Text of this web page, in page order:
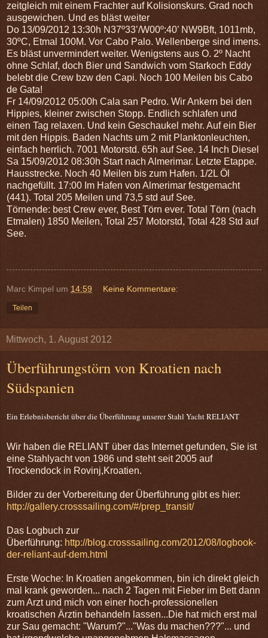
zeitgleich mit einem Frachter auf Kolisionskurs. Grad noch
ausgewichen. Und es bläst weiter
Do 13/09/2012 13:30h N37º33’/W00º:40’ NW9Bft, 1011mb,
30ºC, Etmal 100M. Vor Cabo Palo. Wellenberge sind imens.
Es bläst unvermindert weiter. Wenigstens aus O. 2º Nacht
ohne Schlaf, doch Bier und Sandwich vom Starkoch Eddy
belebt die Crew bzw den Capi. Noch 100 Meilen bis Cabo
de Gata!
Fr 14/09/2012 05:00h Cala san Pedro. Wir Ankern bei den
Hippies, kleiner zwischen Stopp. Endlich schlafen und
einen Tag relaxen. Und kein Geschaukel mehr. Auf ein Bier
mit den Hippis. Baden Nachts um 2 mit Planktonleuchten,
einfach herrlich. 7001 Motorstd. 65h auf See. 14 Inch Diesel
Sa 15/09/2012 08:30h Start nach Almerimar. Letzte Etappe.
Hausstrecke. Noch 40 Meilen bis zum Hafen. 1/2L Öl
nachgefüllt. 17:00 Im Hafen von Almerimar festgemacht
(441). Total 205 Meilen und 73,5 std auf See.
Törnende: best Crew ever, Best Törn ever. Total Törn (nach
Etmalen) 1850 Meilen, Total 257 Motorstd, Total 428 Std auf
See.
Marc Kimpel um 14:59 Keine Kommentare:
Teilen
Mittwoch, 1. August 2012
Überführungstörn von Kroatien nach
Südspanien
Ein Erlebnisbericht über die Überführung unserer Stahl Yacht RELIANT
Wir haben die RELIANT über das Internet gefunden, Sie ist
eine Stahlyacht von 1986 und steht seit 2005 auf
Trockendock in Rovinj,Kroatien.
Bilder zu der Vorbereitung der Überführung gibt es hier:
http://gallery.crosssailing.com/#/prep_transit/
Das Logbuch zur
Überführung: http://blog.crosssailing.com/2012/08/logbook-
der-reliant-auf-dem.html
Erste Woche: In Kroatien angekommen, bin ich direkt gleich
mal krank geworden... nach 2 Tagen mit Fieber im Bett dann
zum Arzt und mich von einer hoch-professionellen
kroatischen Ärztin behandeln lassen...Die hat mich erst mal
zur Sau gemacht: "Warum?"..."Was du machen???"... und